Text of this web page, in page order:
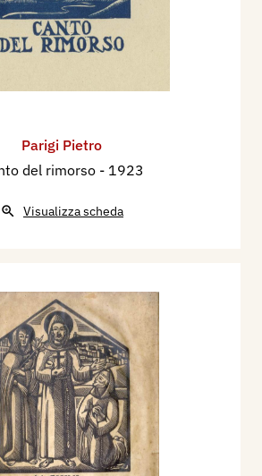
Parigi Pietro
del rimorso - 1923
Visualizza scheda